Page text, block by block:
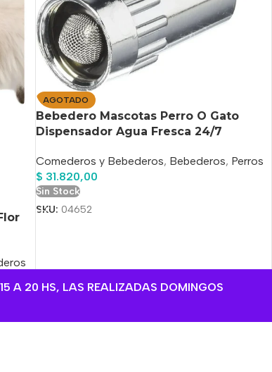
A 20 HS, LAS REALIZADAS DOMINGOS
AGOTADO
Bebedero Mascotas Perro O Gato
Dispensador Agua Fresca 24/7
Comederos y Bebederos, Bebederos, Perros
$ 31.820,00
Sin Stock
SKU: 04652